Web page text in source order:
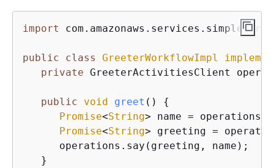
import
public class GreeterWorkflowImpl
private GreeterActivitiesClient
public void greet ( )
{
Promise<String> name =
Promise<String> greeting =
      operations.say(greeting, name);
   }